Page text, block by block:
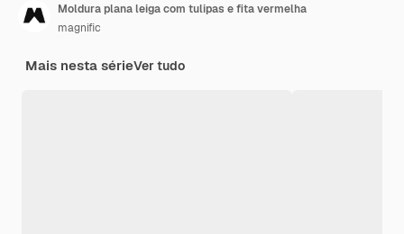
Moldura plana leiga com tulipas e fita vermelha
magnific
Mais nesta sérieVer tudo